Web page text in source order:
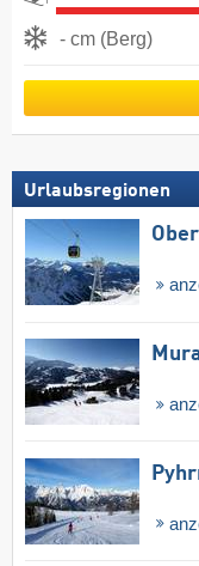
- cm (Berg)
Urlaubsregionen